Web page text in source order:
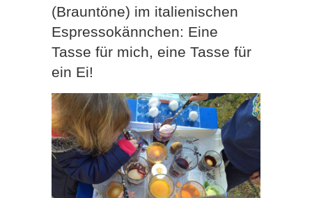
(Brauntöne) im italienischen
Espressokännchen: Eine
Tasse für mich, eine Tasse für
ein Ei!